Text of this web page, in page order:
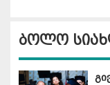
ბოლო